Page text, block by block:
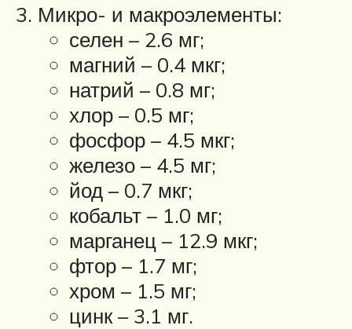
Микро- и макроэлементы:
селен – 2.6 мг;
магний – 0.4 мкг;
натрий – 0.8 мг;
хлор – 0.5 мг;
фосфор – 4.5 мкг;
железо – 4.5 мг;
йод – 0.7 мкг;
кобальт – 1.0 мг;
марганец – 12.9 мкг;
фтор – 1.7 мг;
хром – 1.5 мг;
цинк – 3.1 мг.